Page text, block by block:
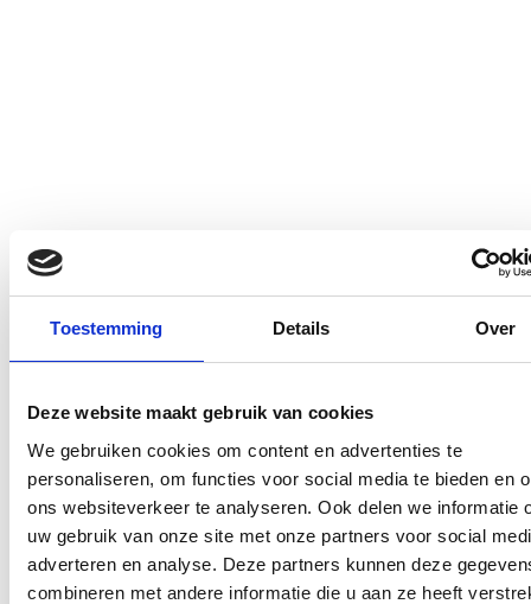
Toestemming Details Over
Deze website maakt gebruik van cookies
We gebruiken cookies om content en advertenties te
personaliseren, om functies voor social media te bieden en
ons websiteverkeer te analyseren. Ook delen we informatie
uw gebruik van onze site met onze partners voor social
adverteren en analyse. Deze partners kunnen deze
combineren met andere informatie die u aan ze heeft